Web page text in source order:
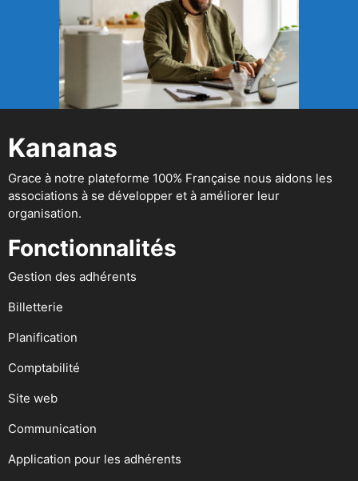
Kananas
Grace à notre plateforme 100% Française nous aidons les
associations à se développer et à améliorer leur
organisation.
Fonctionnalités
Gestion des adhérents
Billetterie
Planification
Comptabilité
Site web
Communication
Application pour les adhérents